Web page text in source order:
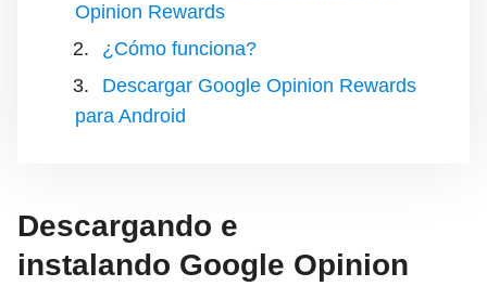
Opinion Rewards
¿Cómo funciona?
Descargar Google Opinion Rewards
para Android
Descargando e
instalando Google Opinion